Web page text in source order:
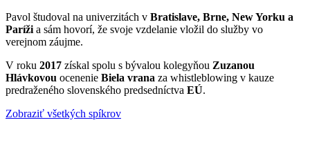
Pavol študoval na univerzitách v Bratislave, Brne, New Yorku a
Paríži a sám hovorí, že svoje vzdelanie vložil do služby vo
verejnom záujme.
V roku 2017 získal spolu s bývalou kolegyňou Zuzanou
Hlávkovou ocenenie Biela vrana za whistleblowing v kauze
predraženého slovenského predsedníctva EÚ.
Zobraziť všetkých spíkrov